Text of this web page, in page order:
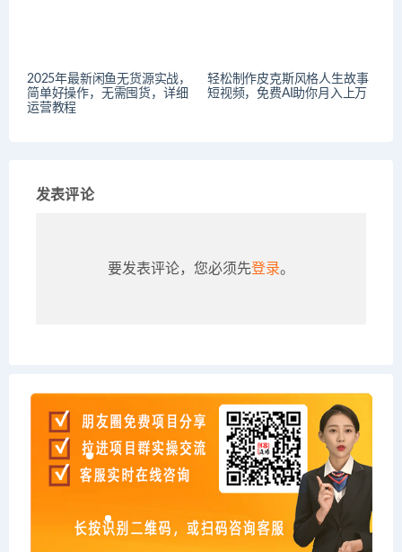
2025年最新闲鱼无货源实战，
简单好操作，无需囤货，详细
运营教程
轻松制作皮克斯风格人生故事
短视频，免费AI助你月入上万
发表评论
要发表评论，您必须先登录。